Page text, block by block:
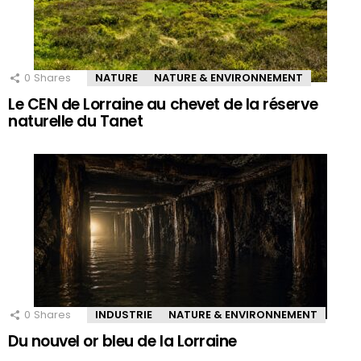
0 Shares NATURE NATURE & ENVIRONNEMENT
Le CEN de Lorraine au chevet de la réserve
naturelle du Tanet
0 Shares INDUSTRIE NATURE & ENVIRONNEMENT
Du nouvel or bleu de la Lorraine